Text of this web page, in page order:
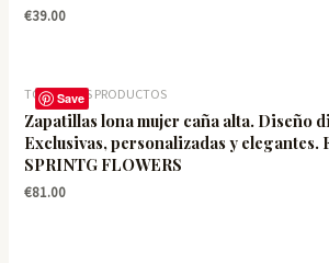
€39.00
Save
TODOS LOS PRODUCTOS
Zapatillas lona mujer caña alta. Diseño
Exclusivas, personalizadas y elegantes.
SPRINTG FLOWERS
€81.00